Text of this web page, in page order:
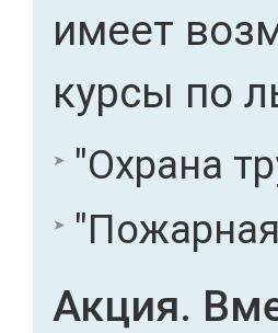
имеет
курсы по
"Охрана
Акция.